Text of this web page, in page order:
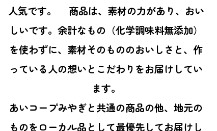
人気です。 商品は、素材の力があり、おい
しいです。余計なもの（化学調味料無添加）
を使わずに、素材そのもののおいしさと、作
っている人の想いとこだわりをお届けしてい
ます。
あいコープみやぎと共通の商品の他、地元の
ものをローカル品として最優先してお届けし